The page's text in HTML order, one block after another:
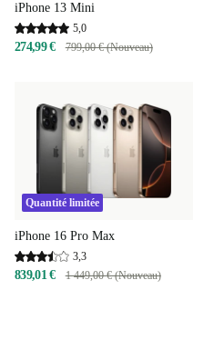
iPhone 13 Mini
5,0
274,99 € 799,00 € (Nouveau)
Quantité limitée
iPhone 16 Pro Max
3,3
839,01 € 1 449,00 € (Nouveau)